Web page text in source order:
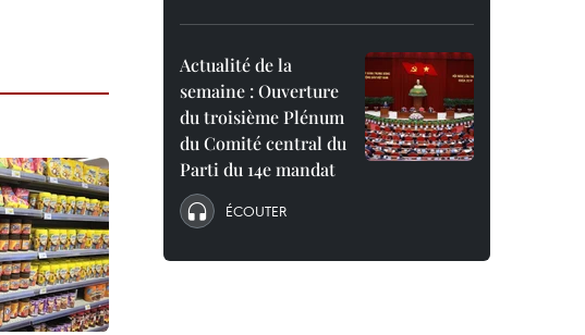
Actualité de la
semaine : Ouverture
du troisième Plénum
du Comité central du
Parti du 14e mandat
ÉCOUTER